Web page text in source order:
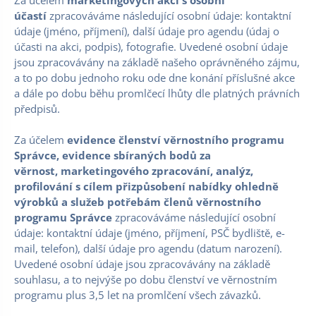
účastí zpracováváme následující osobní údaje: kontaktní
údaje (jméno, příjmení), další údaje pro agendu (údaj o
účasti na akci, podpis), fotografie. Uvedené osobní údaje
jsou zpracovávány na základě našeho oprávněného zájmu,
a to po dobu jednoho roku ode dne konání příslušné akce
a dále po dobu běhu promlčecí lhůty dle platných právních
předpisů.
Za účelem evidence členství věrnostního programu
Správce, evidence sbíraných bodů za
věrnost, marketingového zpracování, analýz,
profilování s cílem přizpůsobení nabídky ohledně
výrobků a služeb potřebám členů věrnostního
programu Správce zpracováváme následující osobní
údaje: kontaktní údaje (jméno, příjmení, PSČ bydliště, e-
mail, telefon), další údaje pro agendu (datum narození).
Uvedené osobní údaje jsou zpracovávány na základě
souhlasu, a to nejvýše po dobu členství ve věrnostním
programu plus 3,5 let na promlčení všech závazků.